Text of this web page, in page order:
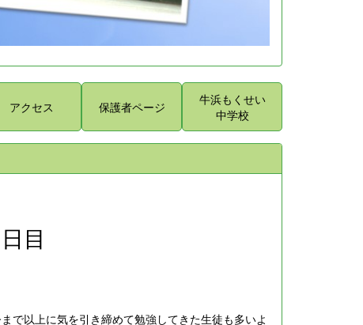
アクセス 保護者ページ
牛浜もくせい
中学校
目
で以上に気を引き締めて勉強してきた生徒も多いよ